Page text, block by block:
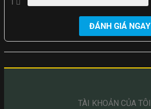
ĐÁNH GIÁ NGAY
TÀI KHOẢN CỦA TÔI